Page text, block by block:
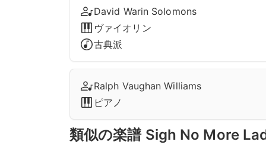
David Warin Solomons
ヴァイオリン
古典派
Ralph Vaughan Williams
ピアノ
類似の楽譜 Sigh No More